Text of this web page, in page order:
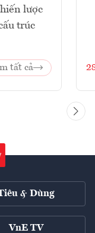
lược
trúc
tất cả
& Dùng
VnE TV